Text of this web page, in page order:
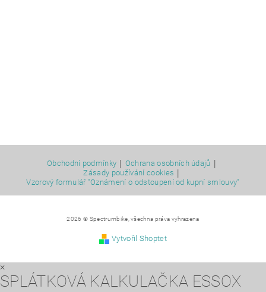
Obchodní podmínky Ochrana osobních údajů
Zásady používání cookies
Vzorový formulář "Oznámení o odstoupení od kupní smlouvy"
2026 © Spectrumbike, všechna práva vyhrazena
Vytvořil Shoptet
×
SPLÁTKOVÁ KALKULAČKA ESSOX